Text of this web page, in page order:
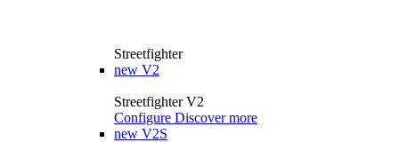
Streetfighter
new V2
Streetfighter V2
Configure Discover more
new V2S